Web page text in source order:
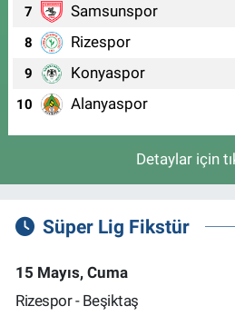
7 Samsunspor
8 Rizespor
9 Konyaspor
10 Alanyaspor
Detaylar için
Süper Lig Fikstür
15 Mayıs, Cuma
Rizespor - Beşiktaş